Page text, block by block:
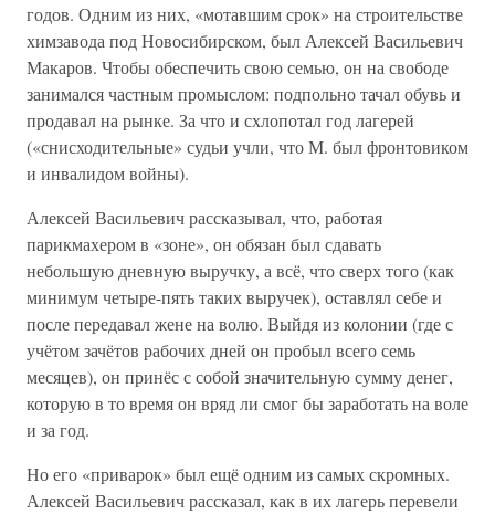
годов. Одним из них, «мотавшим срок» на строительстве
химзавода под Новосибирском, был Алексей Васильевич
Макаров. Чтобы обеспечить свою семью, он на свободе
занимался частным промыслом: подпольно тачал обувь и
продавал на рынке. За что и схлопотал год лагерей
(«снисходительные» судьи учли, что М. был фронтовиком
и инвалидом войны).
Алексей Васильевич рассказывал, что, работая
парикмахером в «зоне», он обязан был сдавать
небольшую дневную выручку, а всё, что сверх того (как
минимум четыре-пять таких выручек), оставлял себе и
после передавал жене на волю. Выйдя из колонии (где с
учётом зачётов рабочих дней он пробыл всего семь
месяцев), он принёс с собой значительную сумму денег,
которую в то время он вряд ли смог бы заработать на воле
и за год.
Но его «приварок» был ещё одним из самых скромных.
Алексей Васильевич рассказал, как в их лагерь перевели